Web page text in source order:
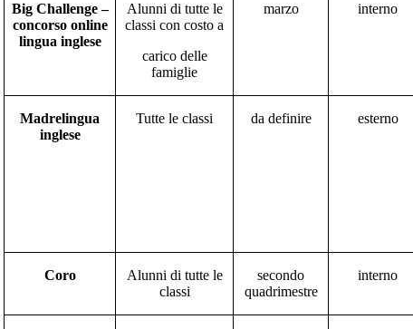
Big Challenge –
concorso online
lingua inglese
Alunni di tutte le
classi con costo a
carico delle
famiglie
marzo interno
Madrelingua
inglese
Tutte le classi da definire esterno
Coro
Alunni di tutte le
classi
secondo
quadrimestre
interno